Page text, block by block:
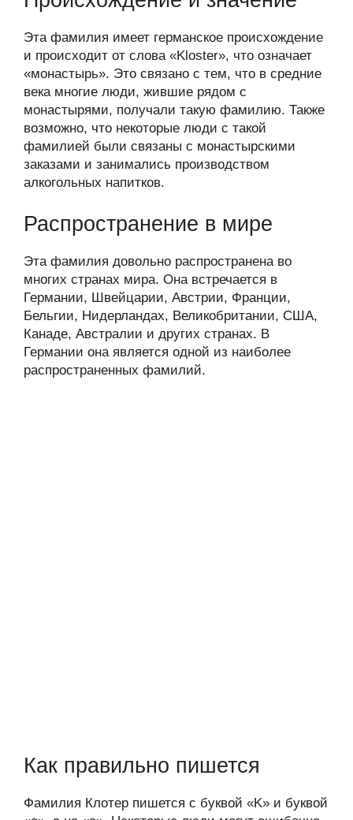
Эта фамилия имеет германское происхождение
и происходит от слова «Kloster», что означает
«монастырь». Это связано с тем, что в средние
века многие люди, жившие рядом с
монастырями, получали такую фамилию. Также
возможно, что некоторые люди с такой
фамилией были связаны с монастырскими
заказами и занимались производством
алкогольных напитков.
Распространение в мире
Эта фамилия довольно распространена во
многих странах мира. Она встречается в
Германии, Швейцарии, Австрии, Франции,
Бельгии, Нидерландах, Великобритании, США,
Канаде, Австралии и других странах. В
Германии она является одной из наиболее
распространенных фамилий.
Как правильно пишется
Фамилия Клотер пишется с буквой «K» и буквой